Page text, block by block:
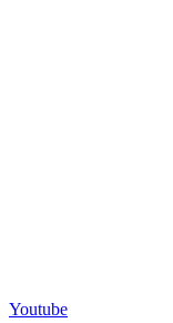
Youtube